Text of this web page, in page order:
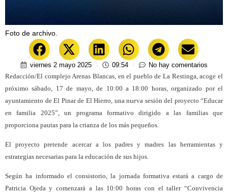
Foto de archivo.
viernes 2 mayo 2025 09:54
No hay comentarios
Redacción/El complejo Arenas Blancas, en el pueblo de La Restinga, acoge el
próximo sábado, 17 de mayo, de 10:00 a 18:00 horas, organizado por el
ayuntamiento de El Pinar de El Hierro, una nueva sesión del proyecto “Educar
en familia 2025”, un programa formativo dirigido a las familias que
proporciona pautas para la crianza de los más pequeños.
El proyecto pretende acercar a los padres y madres las herramientas y
estrategias necesarias para la educación de sus hijos.
Según ha informado el consistorio, la jornada formativa estará a cargo de
Patricia Ojeda y comenzará a las 10:00 horas con el taller “Convivencia